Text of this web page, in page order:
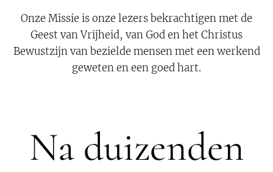
Onze Missie is onze lezers bekrachtigen met de
Geest van Vrijheid, van God en het Christus
Bewustzijn van bezielde mensen met een werkend
geweten en een goed hart.
Na duizenden